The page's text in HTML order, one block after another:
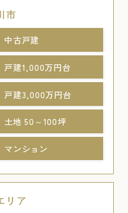
市
中古戸建
戸建1,000万円台
戸建3,000万円台
土地 50～100坪
マンション
リア